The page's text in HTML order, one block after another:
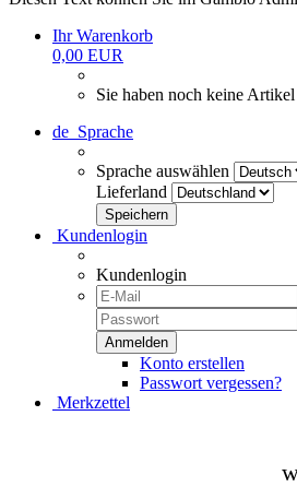
Ihr Warenkorb
0,00 EUR
Sie haben noch keine
de Sprache
Sprache auswählen
Lieferland
Kundenlogin
Kundenlogin
Konto erstellen
Passwort vergessen?
Merkzettel